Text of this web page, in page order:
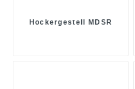
Hockergestell MDSR